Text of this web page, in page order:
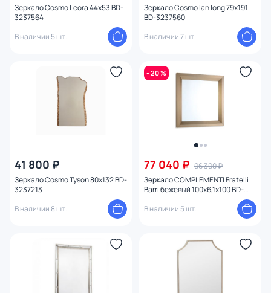
Зеркало Cosmo Leora 44x53 BD-
3237564
В наличии 5 шт.
Зеркало Cosmo Ian long 79x191
BD-3237560
В наличии 7 шт.
41 800 ₽
Зеркало Cosmo Tyson 80x132 BD-
3237213
В наличии 8 шт.
- 20 %
77 040 ₽ 96 300 ₽
Зеркало COMPLEMENTI Fratelli
Barri бежевый 100x6,1x100 BD-
В наличии 5 шт.